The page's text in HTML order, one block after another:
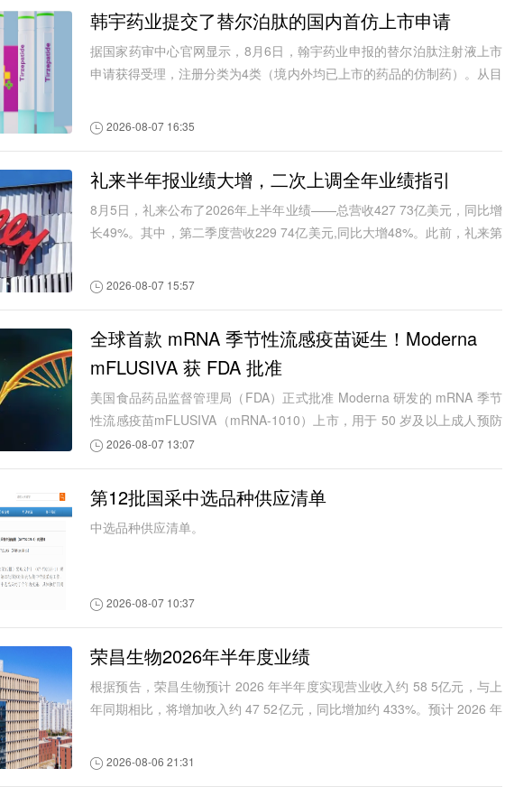
韩宇药业提交了替尔泊肽的国内首仿上市申请
据国家药审中心官网显示，8月6日，翰宇药业申报的替尔泊肽注射液上市
申请获得受理，注册分类为4类（境内外均已上市的药品的仿制药）。从目
2026-08-07 16:35
礼来半年报业绩大增，二次上调全年业绩指引
8月5日，礼来公布了2026年上半年业绩——总营收427 73亿美元，同比增
长49%。其中，第二季度营收229 74亿美元,同比大增48%。此前，礼来第
2026-08-07 15:57
全球首款 mRNA 季节性流感疫苗诞生！Moderna
mFLUSIVA 获 FDA 批准
美国食品药品监督管理局（FDA）正式批准 Moderna 研发的 mRNA 季节
性流感疫苗mFLUSIVA（mRNA-1010）上市，用于 50 岁及以上成人预防
季节性流感
2026-08-07 13:07
第12批国采中选品种供应清单
中选品种供应清单。
2026-08-07 10:37
荣昌生物2026年半年度业绩
根据预告，荣昌生物预计 2026 年半年度实现营业收入约 58 5亿元，与上
年同期相比，将增加收入约 47 52亿元，同比增加约 433%。预计 2026 年
2026-08-06 21:31